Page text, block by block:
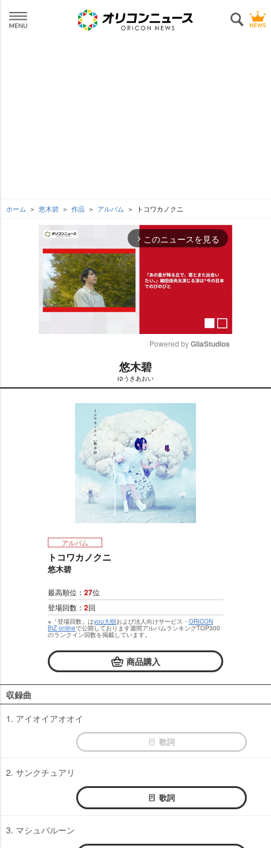
ホーム 悠木碧 作品 アルバム トコワカノクニ
arrow_forward_ios このニュースを見る
t
e
Powered by GliaStudios
悠木碧
ゆうきあおい
アルバム
トコワカノクニ
悠木碧
最高順位： 27位
登場回数： 2回
※「登場回数」はyou大樹および法人向けサービス・ ORICON
BiZ onlineで公開しております週間アルバムランキングTOP300
のランクイン回数を掲載しています。
商品購入
収録曲
1. アイオイアオオイ
歌詞
2. サンクチュアリ
歌詞
3. マシュバルーン